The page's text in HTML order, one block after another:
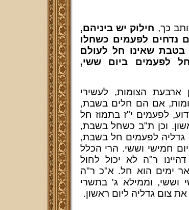
כך, חילוק יש ביניהם,
נדחים לפעמים כשחלו
שאינו חל לעולם
לפעמים ביום ששי,
הצומות, לעשירי
אם הם חלים בשבת,
לפעמים י"ז בתמוז חל
וכן ת"ב כשחל בשבת,
גדליה לפעמים חל בשבת,
חמישי וששי. הרי הכלל
ר"ה לא יכול לחול
ימים הוא חל. א"כ ר"ה
וששי, וממילא ג' בתשרי
צום גדליה ליום ראשון.